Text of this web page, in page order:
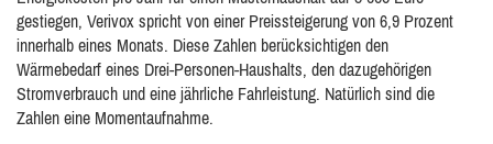
gestiegen, Verivox spricht von einer Preissteigerung von 6,9 Prozent
innerhalb eines Monats. Diese Zahlen berücksichtigen den
Wärmebedarf eines Drei-Personen-Haushalts, den dazugehörigen
Stromverbrauch und eine jährliche Fahrleistung. Natürlich sind die
Zahlen eine Momentaufnahme.